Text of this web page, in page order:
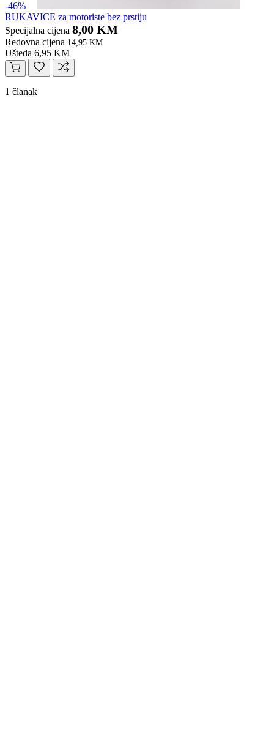
-46%
RUKAVICE za motoriste bez prstiju
Specijalna cijena 8,00 KM
Redovna cijena 14,95 KM
Ušteda 6,95 KM
1 članak